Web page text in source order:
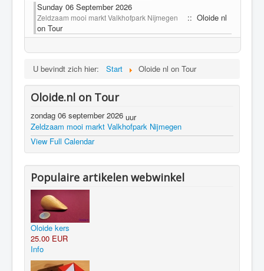
Sunday 06 September 2026
Zeldzaam mooi markt Valkhofpark Nijmegen
:: Oloide nl
on Tour
U bevindt zich hier: Start Oloide nl on Tour
Oloide.nl on Tour
zondag 06 september 2026 uur
Zeldzaam mooi markt Valkhofpark Nijmegen
View Full Calendar
Populaire artikelen webwinkel
Oloide kers
25.00 EUR
Info